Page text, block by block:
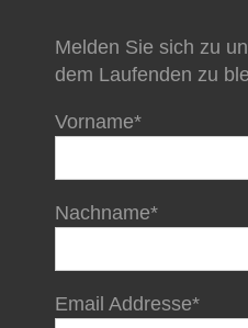
Melden Sie sich zu
dem Laufenden zu
Vorname*
Nachname*
Email Addresse*